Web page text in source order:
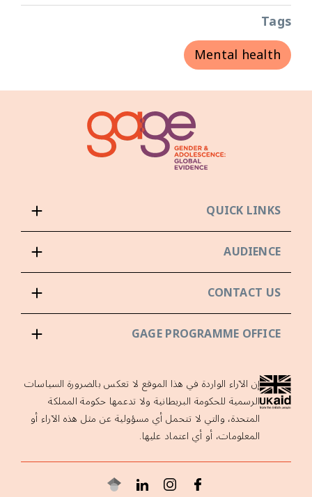
Tags
Mental health
QUICK LINKS
AUDIENCE
CONTACT US
GAGE PROGRAMME OFFICE
إن الآراء الواردة في هذا الموقع لا تعكس بالضرورة السياسات
الرسمية للحكومة البريطانية ولا تدعمها حكومة المملكة
المتحدة، والتي لا تتحمل أي مسؤولية عن مثل هذه الآراء أو
المعلومات، أو أي اعتماد عليها.